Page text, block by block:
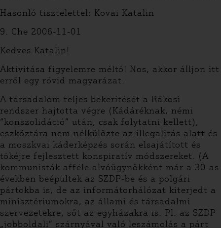
Hasonló tisztelettel: Kovai Katalin
9. Che 2006-11-01
Kedves Katalin!
Aktivitása figyelemre méltó! Nos, akkor álljon itt
erről egy rövid magyarázat.
A társadalom teljes bekerítését a Rákosi
rendszer hajtotta végre (Kádáréknak, némi
“konszolidáció” után, csak folytatni kellett),
eszköztára nem nélkülözte az illegalitás alatt és
a moszkvai káderképzés során elsajátított és
tökéjre fejlesztett konspiratív módszereket. (A
kommunisták afféle alvóügynökként már a 30-as
években beépültek az SZDP-be és a polgári
pártokba is, de az informátorhálózat kiterjedt a
minisztériumokra, az állami és társadalmi
szervezetekre, sőt az egyházakra is. Pl. az SZDP
„jobboldali” szárnyával való leszámolás a párt